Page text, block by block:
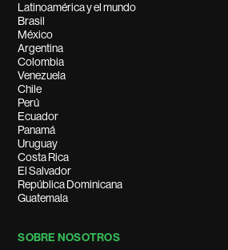
Latinoamérica y el mundo
Brasil
México
Argentina
Colombia
Venezuela
Chile
Perú
Ecuador
Panamá
Uruguay
Costa Rica
El Salvador
República Dominicana
Guatemala
SOBRE NOSOTROS